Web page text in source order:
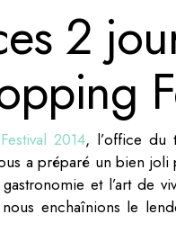
2
2014, l’office du
a préparé un bien
et l’art de
enchaînions le